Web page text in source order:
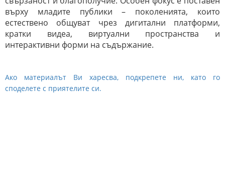
върху младите публики – поколенията, които
естествено общуват чрез дигитални платформи,
кратки видеа, виртуални пространства и
интерактивни форми на съдържание.
Ако материалът Ви харесва, подкрепете ни, като го
споделете с приятелите си.